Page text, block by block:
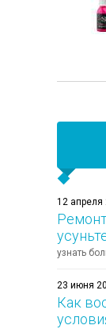
12 апреля
Ремонт
узнать
23 июня
Как